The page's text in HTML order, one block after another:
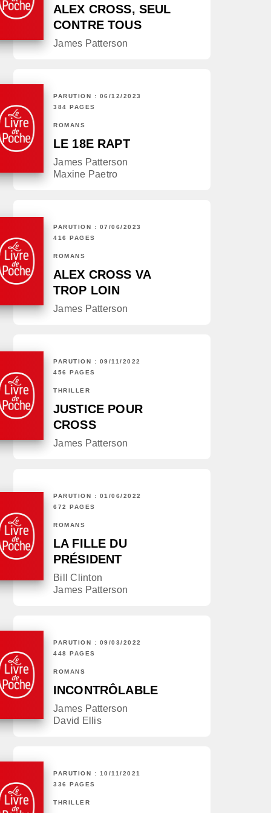
ALEX CROSS, SEUL
CONTRE TOUS
James Patterson
PARUTION : 06/12/2023
384 PAGES
ROMANS
LE 18E RAPT
James Patterson
Maxine Paetro
PARUTION : 07/06/2023
416 PAGES
ROMANS
ALEX CROSS VA
TROP LOIN
James Patterson
PARUTION : 09/11/2022
456 PAGES
THRILLER
JUSTICE POUR
CROSS
James Patterson
PARUTION : 01/06/2022
672 PAGES
ROMANS
LA FILLE DU
PRÉSIDENT
Bill Clinton
James Patterson
PARUTION : 09/03/2022
448 PAGES
ROMANS
INCONTRÔLABLE
James Patterson
David Ellis
PARUTION : 10/11/2021
336 PAGES
THRILLER